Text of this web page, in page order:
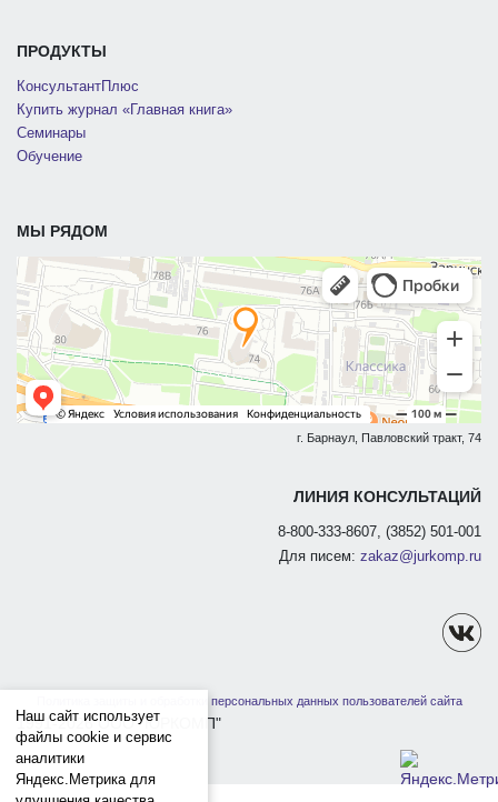
ПРОДУКТЫ
КонсультантПлюс
Купить журнал «Главная книга»
Семинары
Обучение
МЫ РЯДОМ
г. Барнаул, Павловский тракт, 74
ЛИНИЯ КОНСУЛЬТАЦИЙ
8-800-333-8607, (3852) 501-001
Для писем: zakaz@jurkomp.ru
Политика защиты и обработки персональных данных пользователей сайта
1991-2026 ООО "ЮРКОМП"
Наш сайт использует
файлы cookie и сервис
аналитики
Яндекс.Метрика для